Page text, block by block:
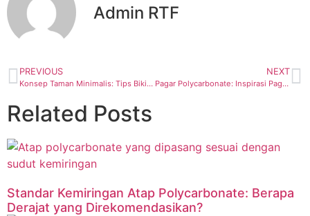
Admin RTF
PREVIOUS
Konsep Taman Minimalis: Tips Bikin Taman dalam Rumah Subur dengan Atap DR.SONNE
NEXT
Pagar Polycarbonate: Inspirasi Pagar Rumah Estetik
Related Posts
Standar Kemiringan Atap Polycarbonate: Berapa
Derajat yang Direkomendasikan?